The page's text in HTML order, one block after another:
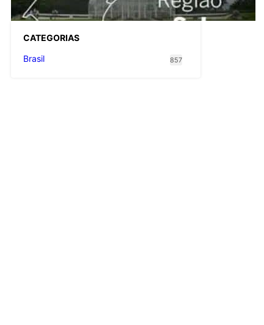
Região Sul neste sábado (8)
CATEGORIAS
Brasil
857